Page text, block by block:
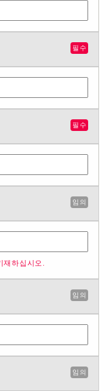
필수
필수
임의
재하십시오.
임의
임의